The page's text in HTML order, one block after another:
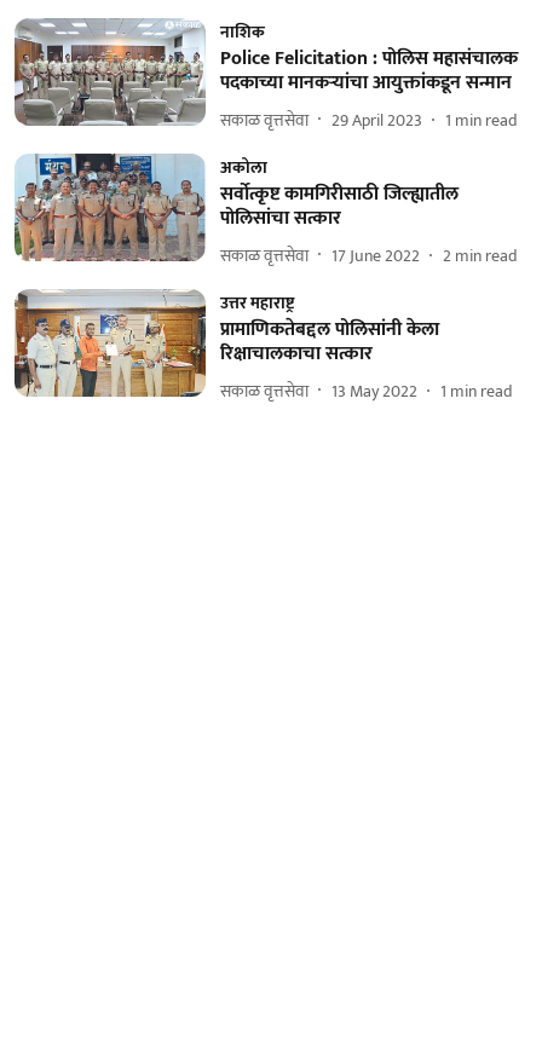
नाशिक
Police Felicitation : पोलिस महासंचालक
पदकाच्या मानकऱ्यांचा आयुक्तांकडून सन्मान
सकाळ वृत्तसेवा 29 April 2023 1 min read
अकोला
सर्वोत्कृष्ट कामगिरीसाठी जिल्ह्यातील
पोलिसांचा सत्कार
सकाळ वृत्तसेवा 17 June 2022 2min read
उत्तर महाराष्ट्र
प्रामाणिकतेबद्दल पोलिसांनी केला
रिक्षाचालकाचा सत्कार
सकाळ वृत्तसेवा 13 May 2022 1 min read